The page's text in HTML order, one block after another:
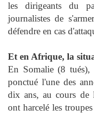
les dirigeants du
journalistes de
défendre en cas
Et en Afrique, la
En Somalie (8 tués),
ponctué l'une des
dix ans, au cours de
ont harcelé les